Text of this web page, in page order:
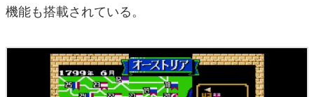
機能も搭載されている。